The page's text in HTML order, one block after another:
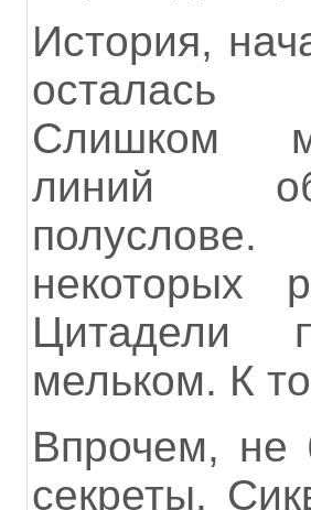
История,
осталась
Слишком
линий
некоторых
Цитадели
мельком. К
Впрочем, не
секреты.